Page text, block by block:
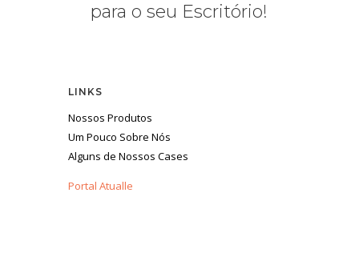
para o seu Escritório!
LINKS
Nossos Produtos
Um Pouco Sobre Nós
Alguns de Nossos Cases
Portal Atualle